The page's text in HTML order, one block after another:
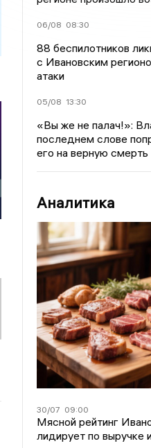
06/08 08:30
88 беспилотников
с Ивановским
атаки
05/08 13:30
«Вы же не палач!»:
последнем слове
его на верную смерть
Аналитика
30/07 09:00
Мясной рейтинг
лидирует по выручке